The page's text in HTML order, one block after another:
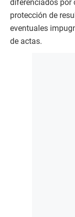
diferenciados por
protección de
eventuales
de actas.